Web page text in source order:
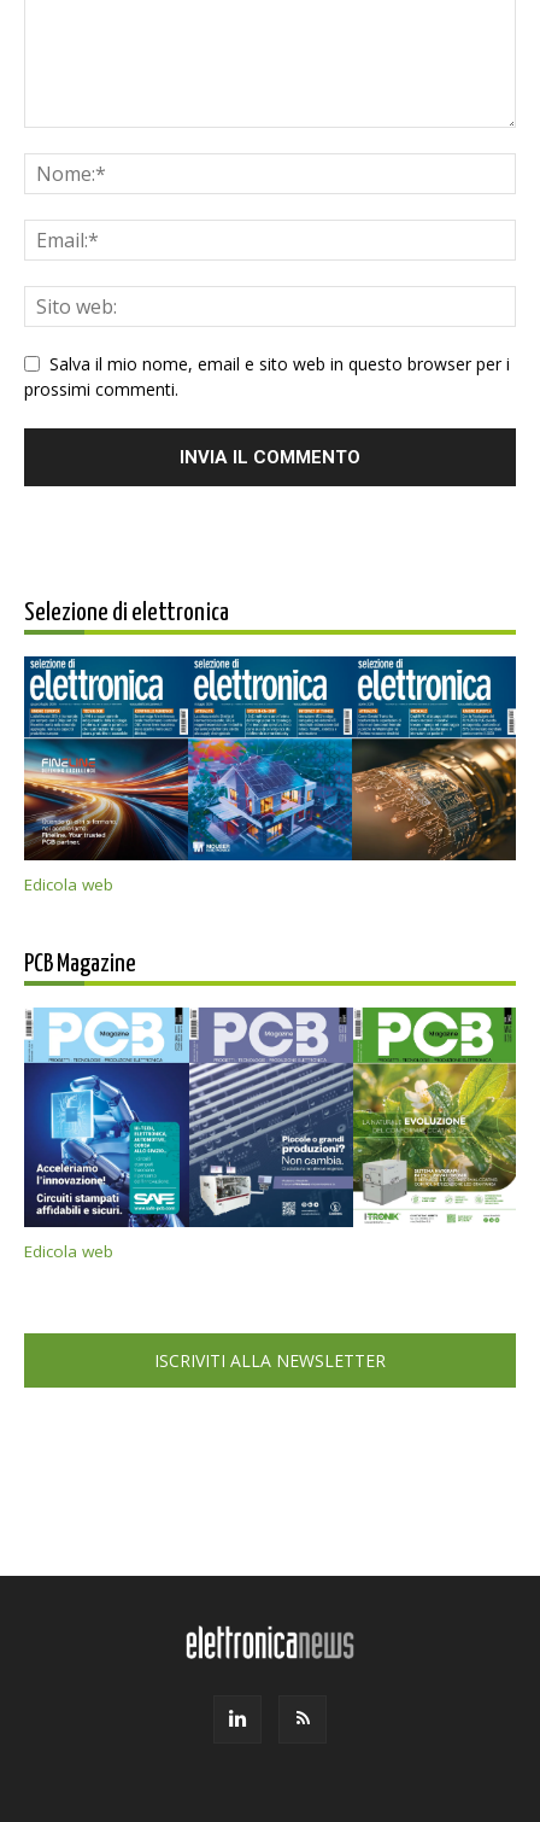
Salva il mio nome, email e sito web in questo browser per i
prossimi commenti.
Selezione di elettronica
Edicola web
PCB Magazine
Edicola web
ISCRIVITI ALLA NEWSLETTER